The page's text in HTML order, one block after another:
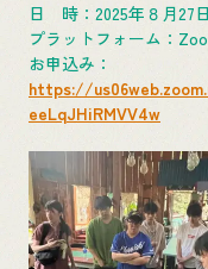
日 時：2025年８月27
プラットフォーム：
お申込み：
https://
eeLqJHiRMVV4w